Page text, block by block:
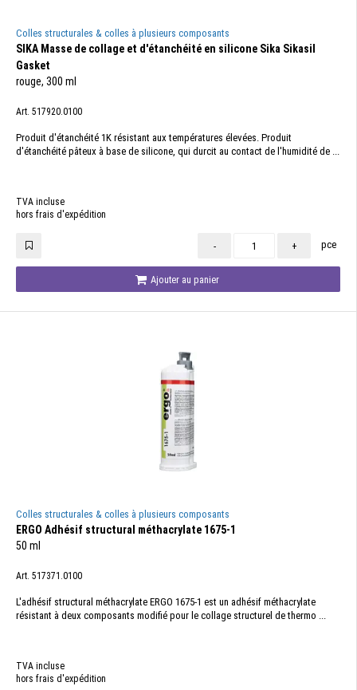
Colles structurales & colles à plusieurs composants
SIKA Masse de collage et d'étanchéité en silicone Sika Sikasil
Gasket
rouge, 300 ml
Art. 517920.0100
Produit d'étanchéité 1K résistant aux températures élevées. Produit
d'étanchéité pâteux à base de silicone, qui durcit au contact de l'humidité de ...
TVA incluse
hors frais d'expédition
- + pce
Ajouter au panier
Colles structurales & colles à plusieurs composants
ERGO Adhésif structural méthacrylate 1675-1
50 ml
Art. 517371.0100
L'adhésif structural méthacrylate ERGO 1675-1 est un adhésif méthacrylate
résistant à deux composants modifié pour le collage structurel de thermo ...
TVA incluse
hors frais d'expédition